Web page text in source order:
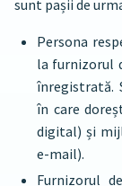
sunt pașii de
Persona
la furnizorul
înregistrată.
în care
digital) și
e-mail).
Furnizorul